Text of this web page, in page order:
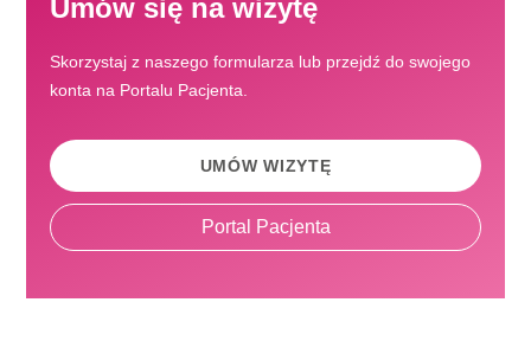
Umów się na wizytę
Skorzystaj z naszego formularza lub przejdź do swojego
konta na Portalu Pacjenta.
UMÓW WIZYTĘ
Portal Pacjenta